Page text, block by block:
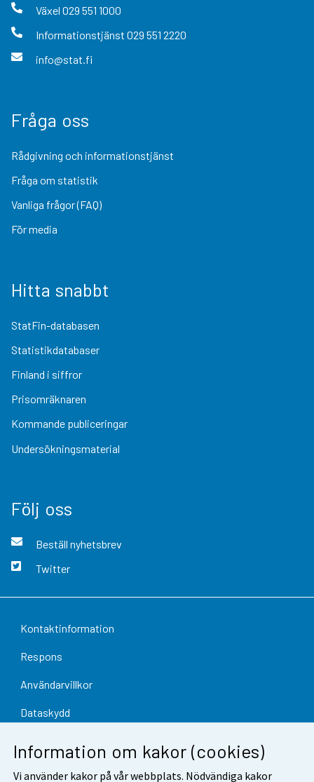
Information om kakor (cookies)
Vi använder kakor på vår webbplats. Nödvändiga kakor
Växel 029 551 1000
Informationstjänst 029 551 2220
info@stat.fi
Fråga oss
Rådgivning och informationstjänst
Fråga om statistik
Vanliga frågor (FAQ)
För media
Hitta snabbt
StatFin-databasen
Statistikdatabaser
Finland i siffror
Prisomräknaren
Kommande publiceringar
Undersökningsmaterial
Följ oss
Beställ nyhetsbrev
Twitter
Kontaktinformation
Respons
Användarvillkor
Dataskydd
Information om webbplatsen